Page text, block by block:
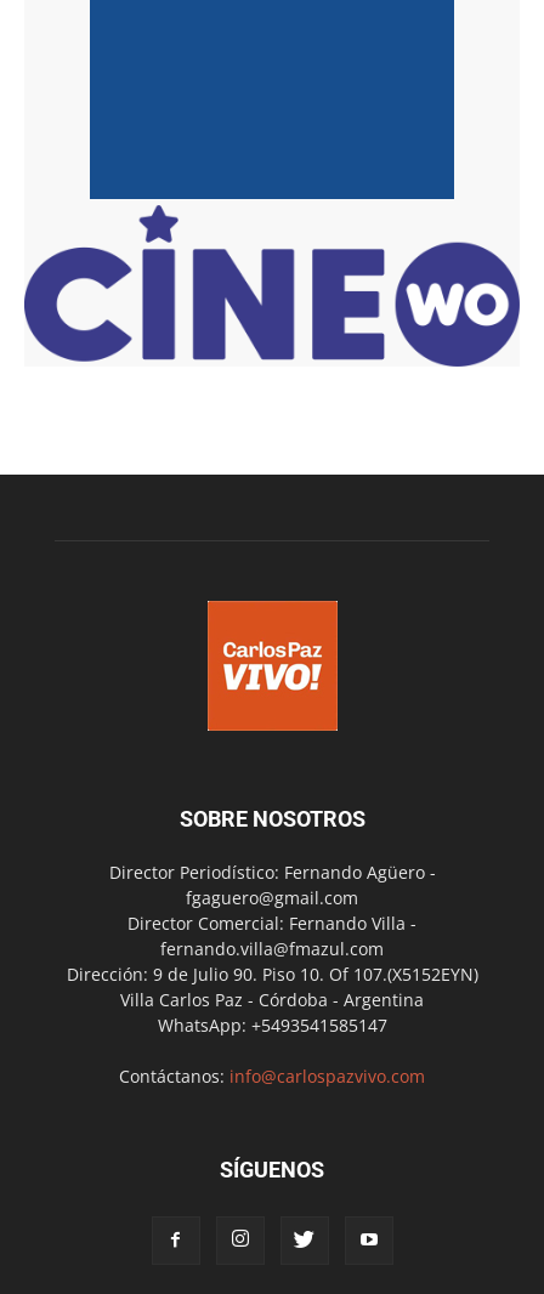
SOBRE NOSOTROS
Director Periodístico: Fernando Agüero -
fgaguero@gmail.com
Director Comercial: Fernando Villa -
fernando.villa@fmazul.com
Dirección: 9 de Julio 90. Piso 10. Of 107.(X5152EYN)
Villa Carlos Paz - Córdoba - Argentina
WhatsApp: +5493541585147
Contáctanos: info@carlospazvivo.com
SÍGUENOS